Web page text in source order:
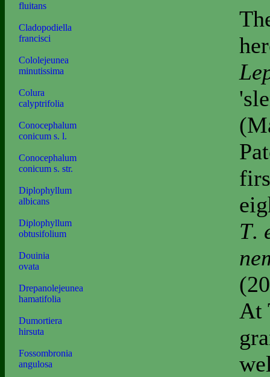
fluitans
Cladopodiella
francisci
Cololejeunea
minutissima
Colura
calyptrifolia
Conocephalum
conicum s. l.
Conocephalum
conicum s. str.
Diplophyllum
albicans
Diplophyllum
obtusifolium
Douinia
ovata
Drepanolejeunea
hamatifolia
Dumortiera
hirsuta
Fossombronia
angulosa
T.
At